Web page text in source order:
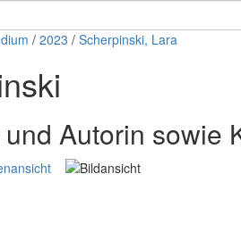
/ 2023 / Scherpinski, Lara
Autorin sowie